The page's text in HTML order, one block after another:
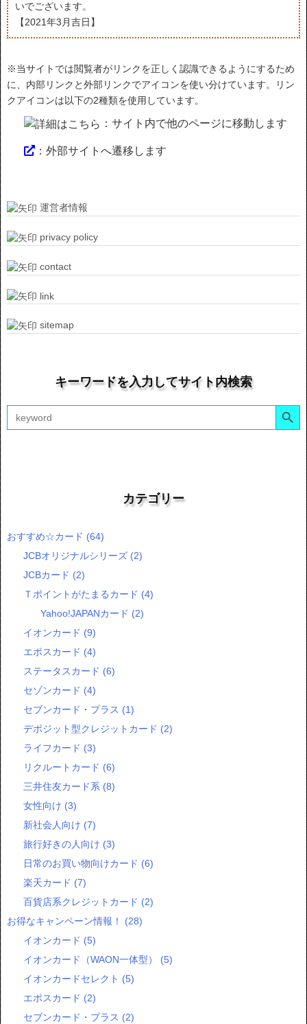
いでございます。
【2021年3月吉日】
※当サイトでは閲覧者がリンクを正しく認識できるようにするため
に、内部リンクと外部リンクでアイコンを使い分けています。リン
クアイコンは以下の2種類を使用しています。
：サイト内で他のページに移動します
：外部サイトへ遷移します
運営者情報
privacy policy
contact
link
sitemap
キーワードを入力してサイト内検索
Search
for:
Search Button
カテゴリー
おすすめ☆カード (64)
JCBオリジナルシリーズ (2)
JCBカード (2)
Ｔポイントがたまるカード (4)
Yahoo!JAPANカード (2)
イオンカード (9)
エポスカード (4)
ステータスカード (6)
セゾンカード (4)
セブンカード・プラス (1)
デポジット型クレジットカード (2)
ライフカード (3)
リクルートカード (6)
三井住友カード系 (8)
女性向け (3)
新社会人向け (7)
旅行好きの人向け (3)
日常のお買い物向けカード (6)
楽天カード (7)
百貨店系クレジットカード (2)
お得なキャンペーン情報！ (28)
イオンカード (5)
イオンカード（WAON一体型） (5)
イオンカードセレクト (5)
エポスカード (2)
セブンカード・プラス (2)